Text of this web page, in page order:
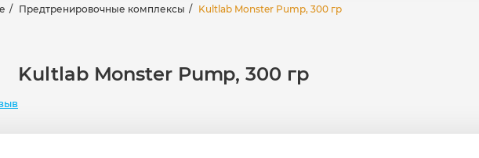
Предтренировочные комплексы Kultlab Monster Pump, 300 гр
Kultlab Monster Pump, 300 гр